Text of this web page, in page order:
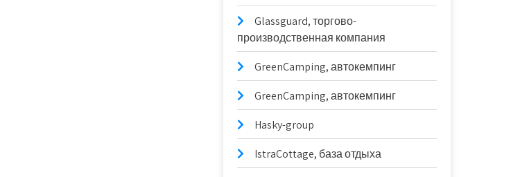
Glassguard, торгово-
производственная компания
GreenCamping, автокемпинг
GreenCamping, автокемпинг
Hasky-group
IstraCottage, база отдыха